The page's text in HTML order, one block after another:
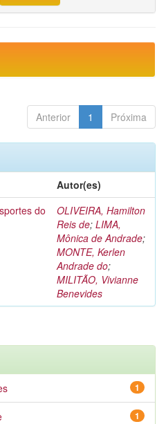
Anterior 1 Próxima
Autor(es)
do
OLIVEIRA, Hamilton
Reis de; LIMA,
Mônica de Andrade;
MONTE, Kerlen
Andrade do;
MILITÃO, Vivianne
Benevides
1
1